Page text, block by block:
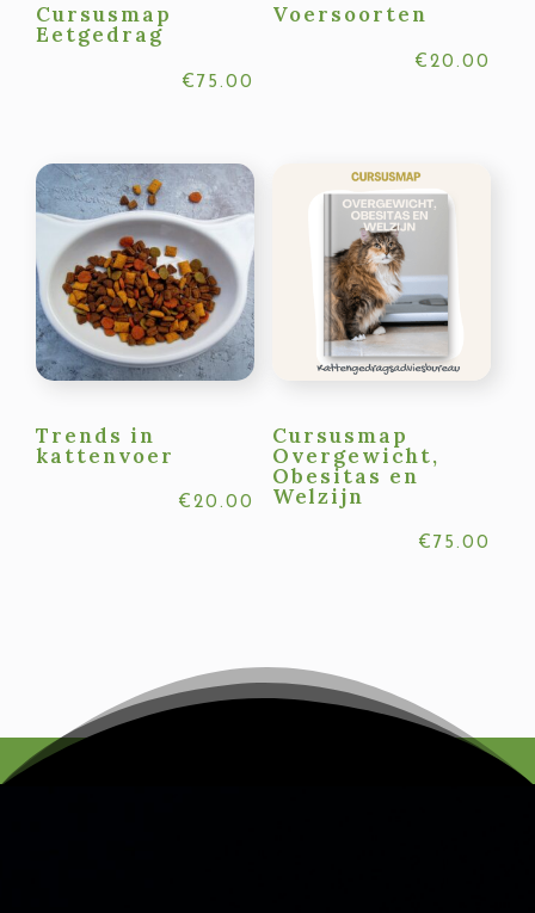
Cursusmap
Eetgedrag
€ 75.00
Voersoorten
€ 20.00
Trends in
kattenvoer
€ 20.00
Cursusmap
Overgewicht,
Obesitas en
Welzijn
€ 75.00